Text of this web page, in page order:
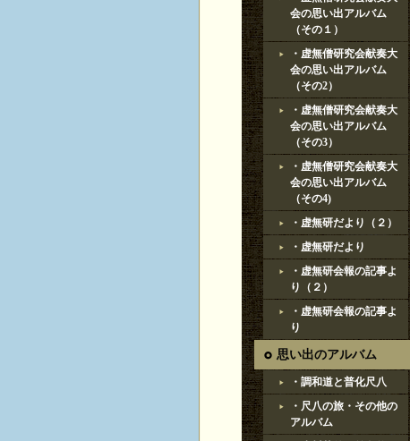
会の思い出アルバム
（その１）
・虚無僧研究会献奏大
会の思い出アルバム
（その2）
・虚無僧研究会献奏大
会の思い出アルバム
（その3）
・虚無僧研究会献奏大
会の思い出アルバム
（その4)
・虚無研だより（２）
・虚無研だより
・虚無研会報の記事よ
り（２）
・虚無研会報の記事よ
り
思い出のアルバム
・調和道と普化尺八
・尺八の旅・その他の
アルバム